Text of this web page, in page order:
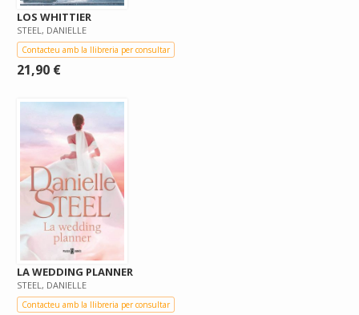
LOS WHITTIER
STEEL, DANIELLE
Contacteu amb la llibreria per consultar
21,90 €
LA WEDDING PLANNER
STEEL, DANIELLE
Contacteu amb la llibreria per consultar